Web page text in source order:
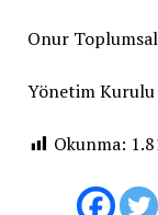
Onur
Yönetim Kurulu
Okunma: